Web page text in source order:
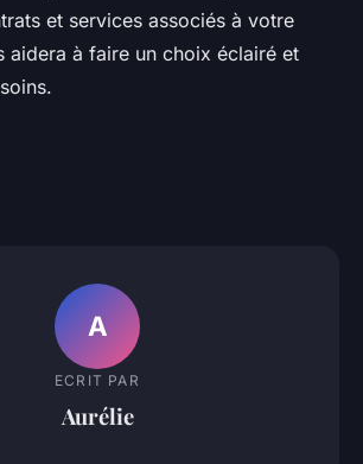
et services associés à votre
aidera à faire un choix éclairé et
A
ECRIT PAR
Aurélie